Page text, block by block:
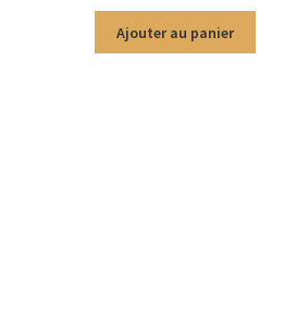
Ajouter au panier